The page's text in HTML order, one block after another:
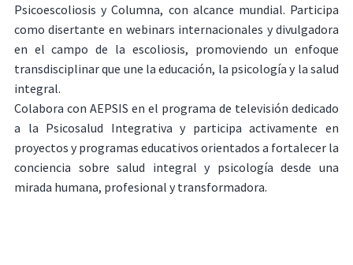
Psicoescoliosis y Columna, con alcance mundial. Participa
como disertante en webinars internacionales y divulgadora
en el campo de la escoliosis, promoviendo un enfoque
transdisciplinar que une la educación, la psicología y la salud
integral.
Colabora con AEPSIS en el programa de televisión dedicado
a la Psicosalud Integrativa y participa activamente en
proyectos y programas educativos orientados a fortalecer la
conciencia sobre salud integral y psicología desde una
mirada humana, profesional y transformadora.